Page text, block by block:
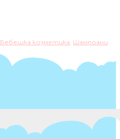
Бебешка козметика, Шампоани